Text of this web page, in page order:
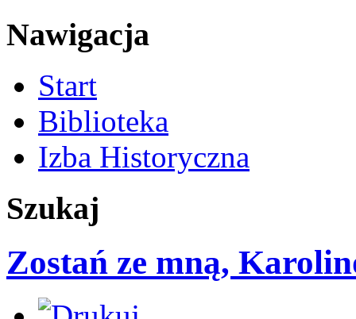
Nawigacja
Start
Biblioteka
Izba Historyczna
Szukaj
Zostań ze mną,